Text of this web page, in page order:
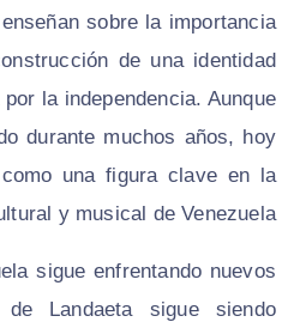
sobre la importancia
de una identidad
la independencia. Aunque
durante muchos años, hoy
una figura clave en la
y musical de Venezuela.
sigue enfrentando nuevos
Landaeta sigue siendo